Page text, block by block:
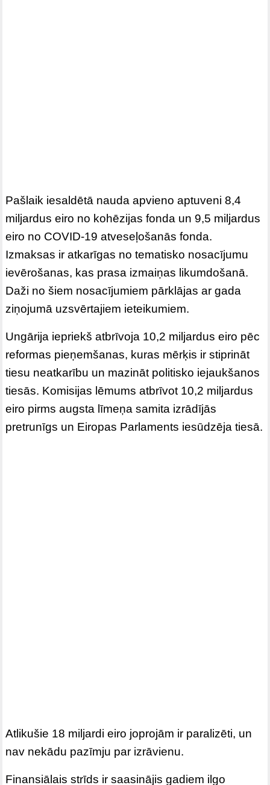
Pašlaik iesaldētā nauda apvieno aptuveni 8,4
miljardus eiro no kohēzijas fonda un 9,5 miljardus
eiro no COVID-19 atveseļošanās fonda.
Izmaksas ir atkarīgas no tematisko nosacījumu
ievērošanas, kas prasa izmaiņas likumdošanā.
Daži no šiem nosacījumiem pārklājas ar gada
ziņojumā uzsvērtajiem ieteikumiem.
Ungārija iepriekš atbrīvoja 10,2 miljardus eiro pēc
reformas pieņemšanas, kuras mērķis ir stiprināt
tiesu neatkarību un mazināt politisko iejaukšanos
tiesās. Komisijas lēmums atbrīvot 10,2 miljardus
eiro pirms augsta līmeņa samita izrādījās
pretrunīgs un Eiropas Parlaments iesūdzēja tiesā.
Atlikušie 18 miljardi eiro joprojām ir paralizēti, un
nav nekādu pazīmju par izrāvienu.
Finansiālais strīds ir saasinājis gadiem ilgo